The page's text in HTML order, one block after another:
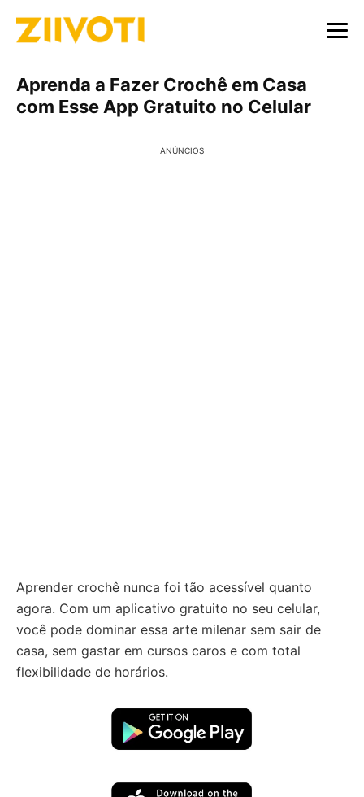
Aprenda a Fazer Crochê em Casa
com Esse App Gratuito no Celular
ANÚNCIOS
Aprender crochê nunca foi tão acessível quanto
agora. Com um aplicativo gratuito no seu celular,
você pode dominar essa arte milenar sem sair de
casa, sem gastar em cursos caros e com total
flexibilidade de horários.